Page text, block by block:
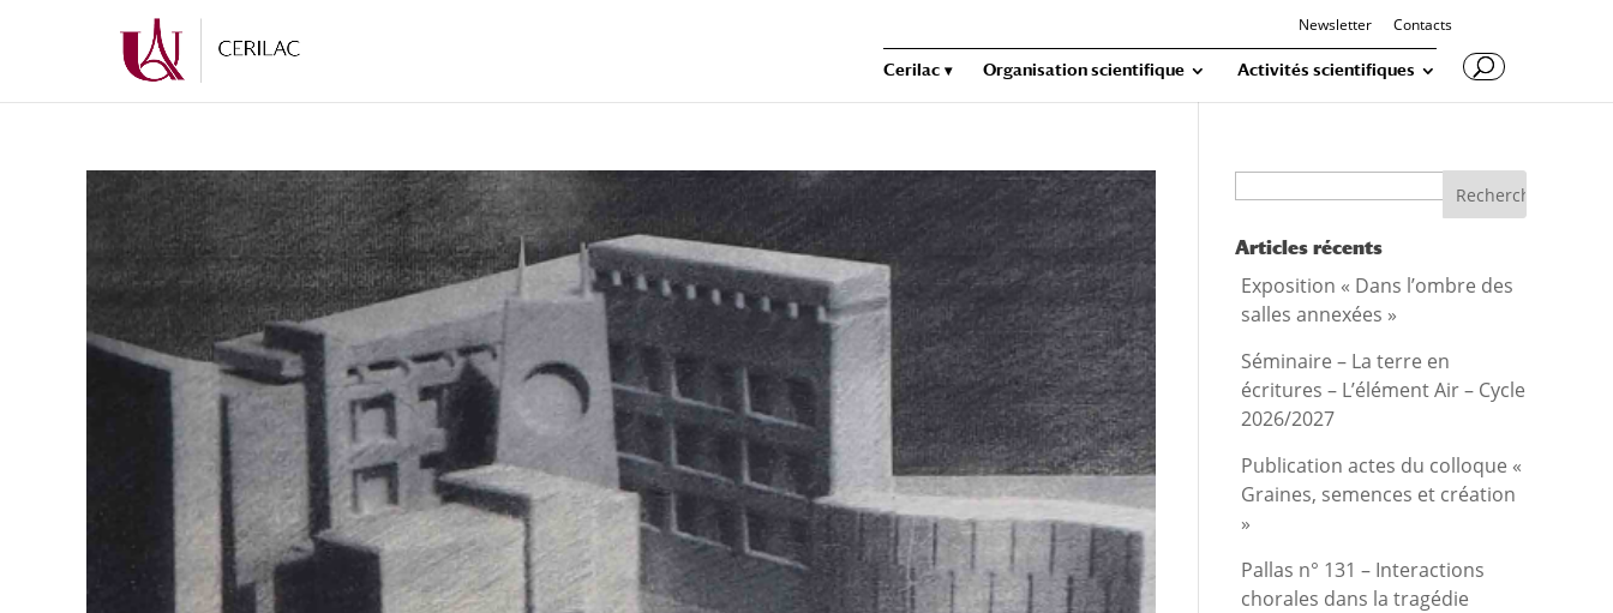
Newsletter Contacts
Cerilac Organisation scientifique Activités scientifiques
Articles récents
Exposition « Dans l’ombre des
salles annexées »
Séminaire – La terre en
écritures – L’élément Air – Cycle
2026/2027
Publication actes du colloque «
Graines, semences et création
»
Pallas n° 131 – Interactions
chorales dans la tragédie